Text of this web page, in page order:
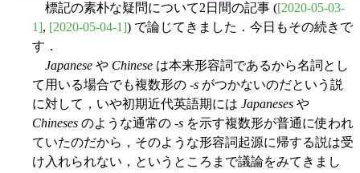
標記の素朴な疑問について2日間の記事 ([2020-05-03-
1], [2020-05-04-1]) で論じてきました．今日もその続きで
す．
Japanese や Chinese は本来形容詞であるから名詞とし
て用いる場合でも複数形の -s がつかないのだという説
に対して，いや初期近代英語期には Japaneses や
Chineses のような通常の -s を示す複数形が普通に使われ
ていたのだから，そのような形容詞起源に帰する説は受
け入れられない，というところまで議論をみてきまし